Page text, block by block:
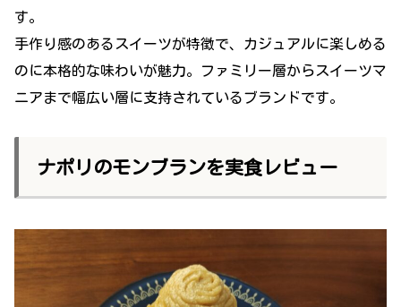
す。
手作り感のあるスイーツが特徴で、カジュアルに楽しめる
のに本格的な味わいが魅力。ファミリー層からスイーツマ
ニアまで幅広い層に支持されているブランドです。
ナポリのモンブランを実食レビュー